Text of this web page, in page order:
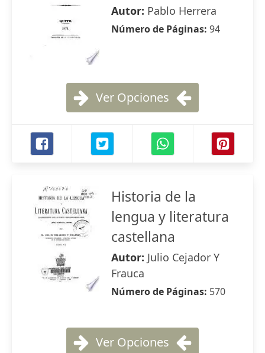
Autor: Pablo Herrera
Número de Páginas: 94
Ver Opciones
Historia de la
lengua y literatura
castellana
Autor: Julio Cejador Y
Frauca
Número de Páginas: 570
Ver Opciones